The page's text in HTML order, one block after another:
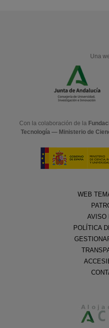
Una
Con la colaboración de la
Tecnología — Ministerio de
WEB
AVISO
POLÍTICA